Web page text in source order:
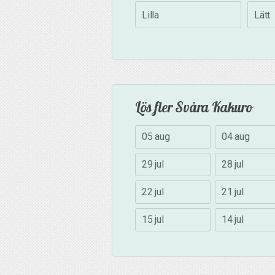
Lilla Lätt
Lös fler Svåra Kakuro
05 aug 04 aug
29 jul 28 jul
22 jul 21 jul
15 jul 14 jul